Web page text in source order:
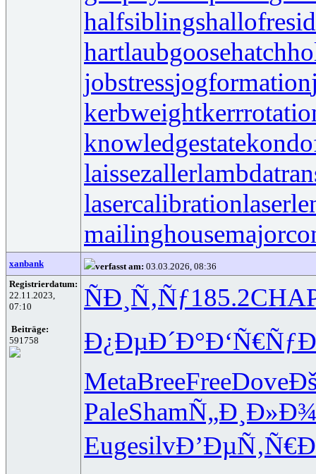
halfsiblings
hartlaubgoose
jobstressjogformation
kerbweight
knowledgestate
laissezaller
lasercalibration
mailinghouse
xanbank verfasst am: 03.03.2026, 08:36
Registrierdatum:
22.11.2023,
07:10
Beiträge:
591758
ÑÐ¸Ñ‚Ñƒ185.2
Ð¿ÐµÐ´Ð°
MetaBreeFreeDove
PaleSham
EugesilvÐ’ÐµÑ‚Ñ€